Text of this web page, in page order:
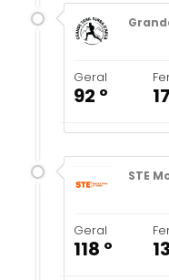
Geral
92 º
STE
Geral
118 º